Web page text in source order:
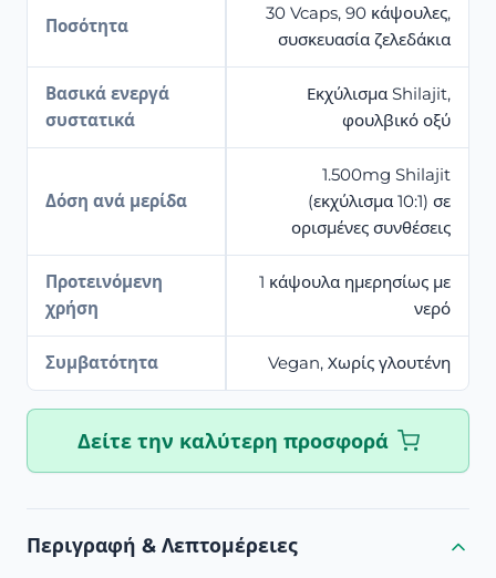
Ποσότητα
30 Vcaps, 90 κάψουλες,
συσκευασία ζελεδάκια
Βασικά ενεργά
συστατικά
Εκχύλισμα Shilajit,
φουλβικό οξύ
Δόση ανά μερίδα
1.500mg Shilajit
(εκχύλισμα 10:1) σε
ορισμένες συνθέσεις
Προτεινόμενη
χρήση
1 κάψουλα ημερησίως με
νερό
Συμβατότητα Vegan, Χωρίς γλουτένη
Δείτε την καλύτερη προσφορά
Περιγραφή & Λεπτομέρειες